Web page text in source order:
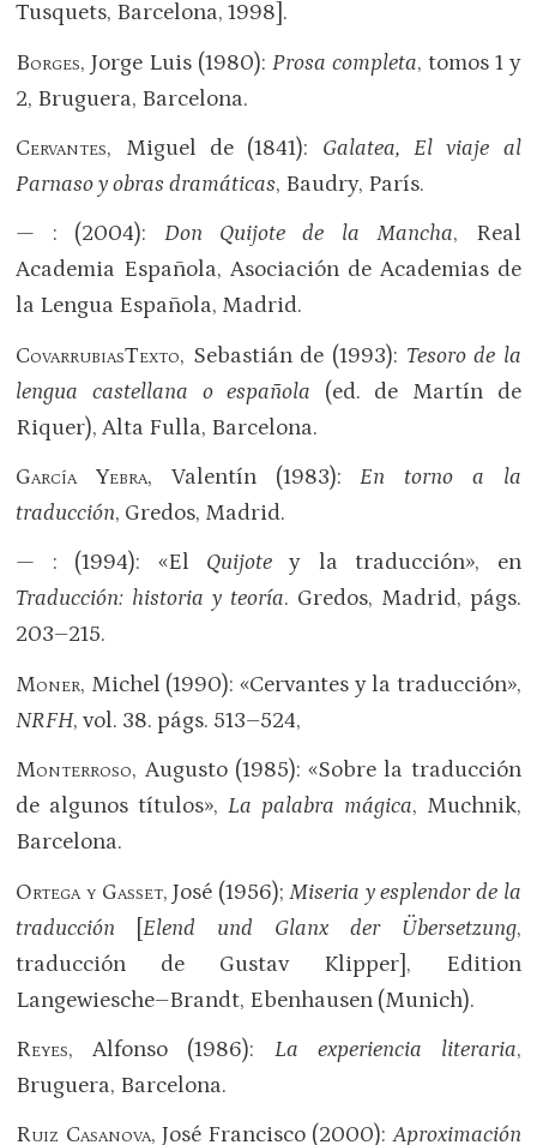
Tusquets, Barcelona, 1998].
Borges, Jorge Luis (1980): Prosa completa, tomos 1 y
2, Bruguera, Barcelona.
Cervantes, Miguel de (1841): Galatea, El viaje al
Parnaso y obras dramáticas, Baudry, París.
— : (2004): Don Quijote de la Mancha, Real
Academia Española, Asociación de Academias de
la Lengua Española, Madrid.
CovarrubiasTexto, Sebastián de (1993): Tesoro de la
lengua castellana o española (ed. de Martín de
Riquer), Alta Fulla, Barcelona.
García Yebra, Valentín (1983):En torno a la
traducción, Gredos, Madrid.
— : (1994): «El Quijote y la traducción», en
Traducción: historia y teoría. Gredos, Madrid, págs.
203–215.
Moner, Michel (1990): «Cervantes y la traducción»,
NRFH, vol. 38. págs. 513–524,
Monterroso, Augusto (1985): «Sobre la traducción
de algunos títulos», La palabra mágica, Muchnik,
Barcelona.
Ortega y Gasset, José (1956);Miseria y esplendor de la
traducción
[Elend und Glanx der Übersetzung,
traducción de Gustav Klipper], Edition
Langewiesche–Brandt, Ebenhausen (Munich).
Reyes, Alfonso (1986): La experiencia literaria,
Bruguera, Barcelona.
Ruiz Casanova, José Francisco (2000):Aproximación